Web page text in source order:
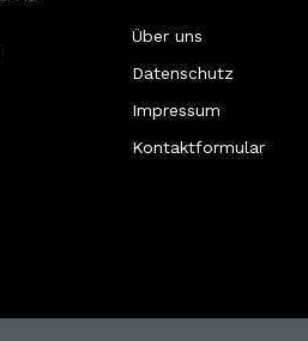
Über uns
Datenschutz
Impressum
Kontaktformular